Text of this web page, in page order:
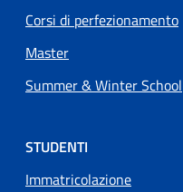
Corsi di perfezionamento
Master
Summer & Winter School
STUDENTI
Immatricolazione